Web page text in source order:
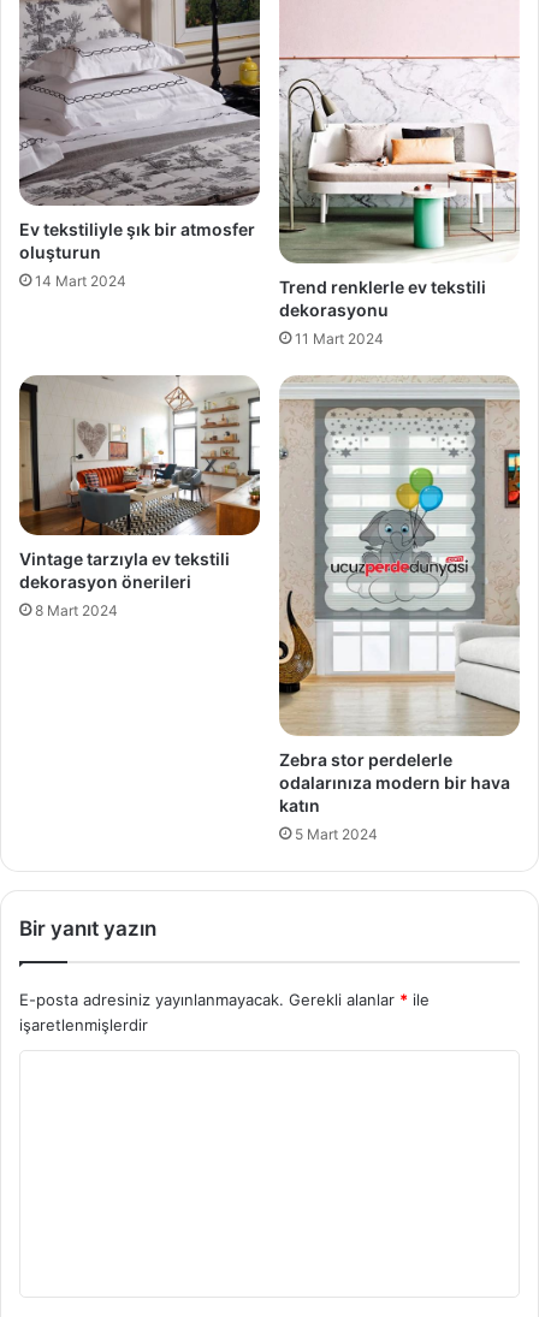
Ev tekstiliyle şık bir atmosfer
oluşturun
14 Mart 2024
Trend renklerle ev tekstili
dekorasyonu
11 Mart 2024
Vintage tarzıyla ev tekstili
dekorasyon önerileri
8 Mart 2024
Zebra stor perdelerle
odalarınıza modern bir hava
katın
5 Mart 2024
Bir yanıt yazın
E-posta adresiniz yayınlanmayacak. Gerekli alanlar * ile
işaretlenmişlerdir